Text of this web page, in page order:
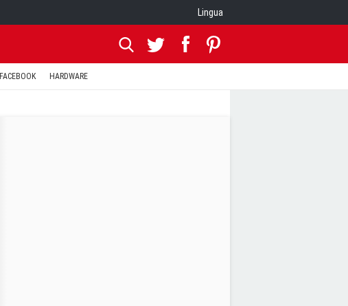
Lingua
FACEBOOK HARDWARE